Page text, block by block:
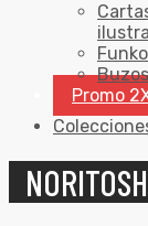
Buzos
Promo